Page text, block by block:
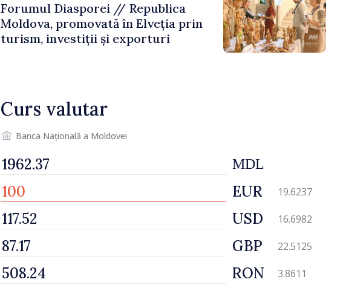
Forumul Diasporei // Republica
Moldova, promovată în Elveția prin
turism, investiții și exporturi
Curs valutar
Banca Națională a Moldovei
MDL
EUR 19.6237
USD 16.6982
GBP 22.5125
RON 3.8611